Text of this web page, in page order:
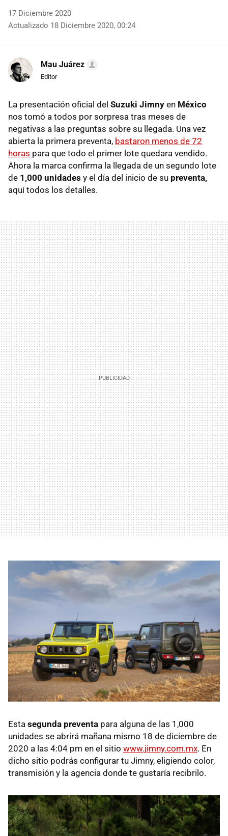
17 Diciembre 2020
Actualizado 18 Diciembre 2020, 00:24
Mau Juárez
Editor
La presentación oficial del Suzuki Jimny en México
nos tomó a todos por sorpresa tras meses de
negativas a las preguntas sobre su llegada. Una vez
abierta la primera preventa, bastaron menos de 72
horas para que todo el primer lote quedara vendido.
Ahora la marca confirma la llegada de un segundo lote
de 1,000 unidades y el día del inicio de su preventa,
aquí todos los detalles.
Esta segunda preventa para alguna de las 1,000
unidades se abrirá mañana mismo 18 de diciembre de
2020 a las 4:04 pm en el sitio www.jimny.com.mx. En
dicho sitio podrás configurar tu Jimny, eligiendo color,
transmisión y la agencia donde te gustaría recibrilo.